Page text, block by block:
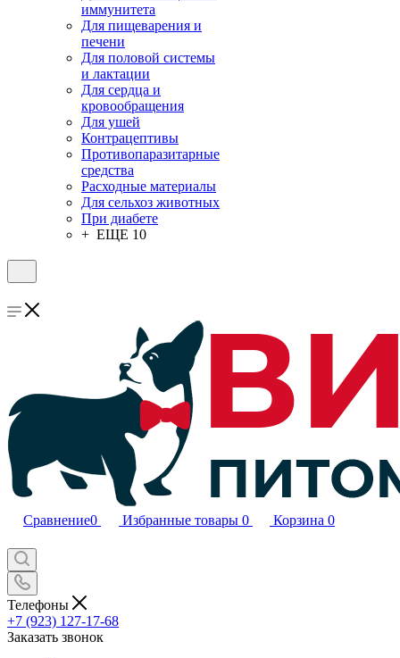
иммунитета
Для пищеварения и
печени
Для половой системы
и лактации
Для сердца и
кровообращения
Для ушей
Контрацептивы
Противопаразитарные
средства
Расходные материалы
Для сельхоз животных
При диабете
+ ЕЩЕ 10
Сравнение0 Избранные товары 0 Корзина 0
Телефоны
+7 (923) 127-17-68
Заказать звонок